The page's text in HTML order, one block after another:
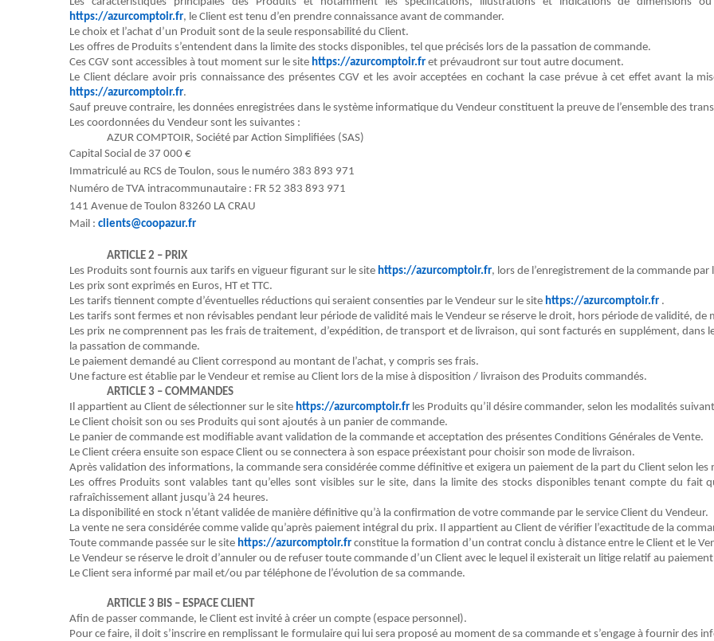
https://azurcomptoir.fr, le Client est tenu d’en prendre connaissance avant de commander.
Le choix et l’achat d’un Produit sont de la seule responsabilité du Client.
Les offres de Produits s’entendent dans la limite des stocks disponibles, tel que précisés lors de la passation de commande.
Ces CGV sont accessibles à tout moment sur le site https://azurcomptoir.fr et prévaudront sur tout autre document.
Le Clientdéclare avoir pris connaissance des présentes CGV et les avoir acceptées en cochant la case prévue à cet effet avant la
https://azurcomptoir.fr.
Sauf preuve contraire, les données enregistrées dans le système informatique du Vendeur constituent la preuve de l’ensemble des
Les coordonnées du Vendeur sont les suivantes :
AZUR COMPTOIR, Société par Action Simplifiées (SAS)
Capital Social de 37 000 €
Immatriculé au RCS de Toulon, sous le numéro 383 893 971
Numéro de TVA intracommunautaire : FR 52 383 893 971
141 Avenue de Toulon 83260 LA CRAU
Mail : clients@coopazur.fr
ARTICLE 2 – PRIX
Les Produits sont fournis aux tarifs en vigueur figurant sur le site https://azurcomptoir.fr, lors de l’enregistrement de la commande par
Les prix sont exprimés en Euros, HT et TTC.
Les tarifs tiennent compte d’éventuelles réductions qui seraient consenties par le Vendeur sur le site https://azurcomptoir.fr .
Les tarifs sont fermes et non révisables pendant leur période de validité mais le Vendeur se réserve le droit, hors période de validité, de
Les prix ne comprennent pas les frais de traitement, d’expédition, de transport et de livraison, qui sont facturés en supplément, dans
la passation de commande.
Le paiement demandé au Client correspond au montant de l’achat, y compris ses frais.
Une facture est établie par le Vendeur et remise au Client lors de la mise à disposition / livraison des Produits commandés.
ARTICLE 3 – COMMANDES
Il appartient au Client de sélectionner sur le site https://azurcomptoir.fr les Produits qu’il désire commander, selon les modalités
Le Client choisit son ou ses Produits qui sont ajoutés à un panier de commande.
Le panier de commande est modifiable avant validation de la commande et acceptation des présentes Conditions Générales de Vente.
Le Client créera ensuite son espace Client ou se connectera à son espace préexistant pour choisir son mode de livraison.
Après validation des informations, la commande sera considérée comme définitive et exigera un paiement de la part du Client selon les
Les offres Produits sont valables tant qu’elles sont visibles sur le site, dans la limite des stocks disponiblestenant compte du fait
rafraîchissement allant jusqu’à 24 heures.
La disponibilité en stock n’étant validée de manière définitive qu’à la confirmation de votre commande par le service Client du Vendeur.
La vente ne sera considérée comme valide qu’après paiement intégral du prix. Il appartient au Client de vérifier l’exactitude de la
Toute commande passée sur le site https://azurcomptoir.fr constitue la formation d’un contrat conclu à distance entre le Client et le
Le Vendeur se réserve le droit d’annuler ou de refuser toute commande d’un Client avec le lequel il existerait un litige relatif au
Le Client sera informé par mail et/ou par téléphone de l’évolution de sa commande.
ARTICLE 3 BIS – ESPACE CLIENT
Afin de passer commande, le Client est invité à créer un compte (espace personnel).
Pour ce faire, il doit s’inscrire en remplissant le formulaire qui lui sera proposé au moment de sa commande et s’engage à fournir des